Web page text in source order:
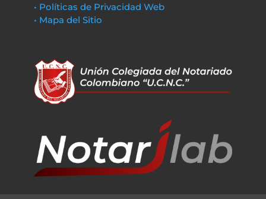
• Políticas de Privacidad Web
• Mapa del Sitio